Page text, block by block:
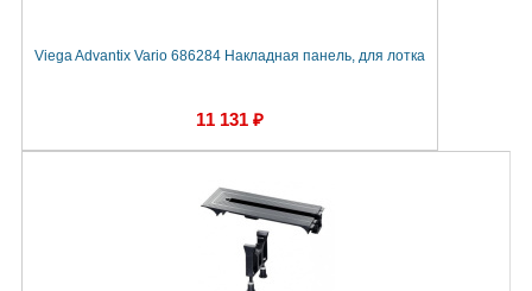
Viega Advantix Vario 686284 Накладная панель, для лотка
11 131 ₽